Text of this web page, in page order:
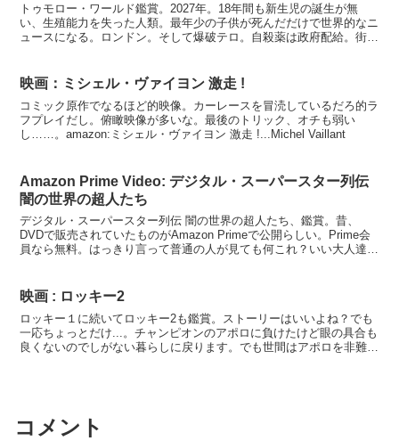
トゥモロー・ワールド鑑賞。2027年。18年間も新生児の誕生が無
い、生殖能力を失った人類。最年少の子供が死んだだけで世界的なニ
ュースになる。ロンドン。そして爆破テロ。自殺薬は政府配給。街中
映画：ミシェル・ヴァイヨン 激走 !
コミック原作でなるほど的映像。カーレースを冒涜しているだろ的ラ
フプレイだし。俯瞰映像が多いな。最後のトリック、オチも弱い
し……。amazon:ミシェル・ヴァイヨン 激走 !...Michel Vaillant
Amazon Prime Video: デジタル・スーパースター列伝
闇の世界の超人たち
デジタル・スーパースター列伝 闇の世界の超人たち、鑑賞。昔、
DVDで販売されていたものがAmazon Primeで公開らしい。Prime会
員なら無料。はっきり言って普通の人が見ても何これ？いい大人達が
映画 : ロッキー2
ロッキー１に続いてロッキー2も鑑賞。ストーリーはいいよね？でも
一応ちょっとだけ...。チャンピオンのアポロに負けたけど眼の具合も
良くないのでしがない暮らしに戻ります。でも世間はアポロを非難。
コメント